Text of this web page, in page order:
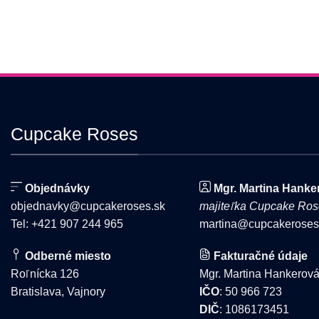
Cupcake Roses
Objednávky
objednavky@cupcakeroses.sk
Tel: +421 907 244 965
Odberné miesto
Roľnícka 126
Bratislava, Vajnory
Mgr. Martina
majiteľka Cupcake
Fakturačné údaje
Mgr. Martina
IČO: 50 966 723
DIČ: 1086173451